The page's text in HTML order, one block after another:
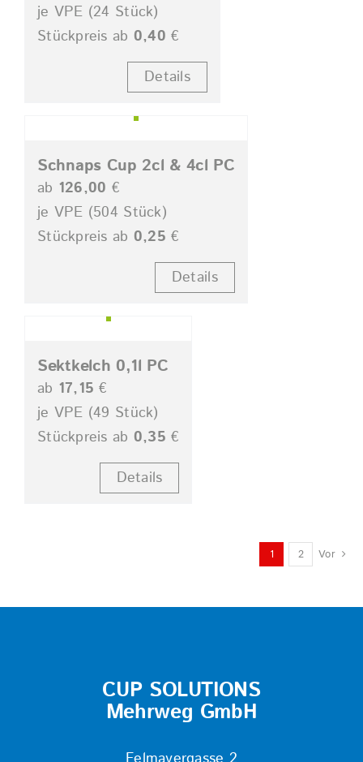
je VPE (24 Stück)
Stückpreis ab 0,40 €
Details
Schnaps Cup 2cl & 4cl PC
ab 126,00 €
je VPE (504 Stück)
Stückpreis ab 0,25 €
Details
Sektkelch 0,1l PC
ab 17,15 €
je VPE (49 Stück)
Stückpreis ab 0,35 €
Details
1 2 Vor
CUP SOLUTIONS
Mehrweg GmbH